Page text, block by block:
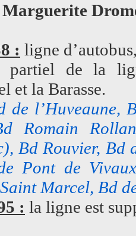
: ligne
partiel de la
et la Barasse.
de l’Huveaune,
Romain
Bd Rouvier, Bd
Pont de
Marcel, Bd
: la ligne est